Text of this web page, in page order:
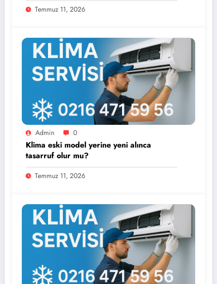
Temmuz 11, 2026
Admin 0
Klima eski model yerine yeni alınca
tasarruf olur mu?
Temmuz 11, 2026